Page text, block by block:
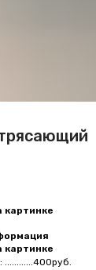
картинке
картинке
............400руб.